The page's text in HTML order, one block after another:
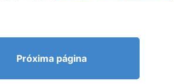
Próxima página